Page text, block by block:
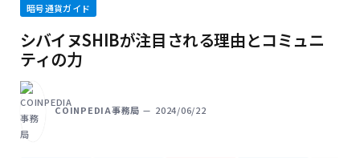
暗号通貨ガイド
シバイヌSHIBが注目される理由とコミュニ
ティの力
COINPEDIA事務局 2024/06/22